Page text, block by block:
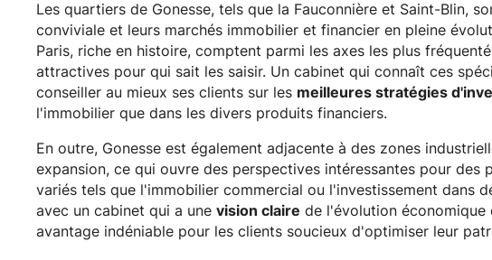
Les quartiers de Gonesse, tels que la Fauconnière et Saint-Blin,
conviviale et leurs marchés immobilier et financier en pleine
Paris, riche en histoire, comptent parmi les axes les plus
attractives pour qui sait les saisir. Un cabinet qui connaît ces
conseiller au mieux ses clients sur les meilleures stratégies
l'immobilier que dans les divers produits financiers.
En outre, Gonesse est également adjacente à des zones
expansion, ce qui ouvre des perspectives intéressantes pour des
variés tels que l'immobilier commercial ou l'investissement dans
avec un cabinet qui a une vision claire de l'évolution économique
avantage indéniable pour les clients soucieux d'optimiser leur